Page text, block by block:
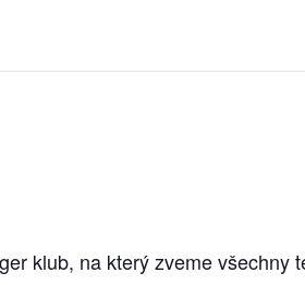
klub, na který zveme všechny